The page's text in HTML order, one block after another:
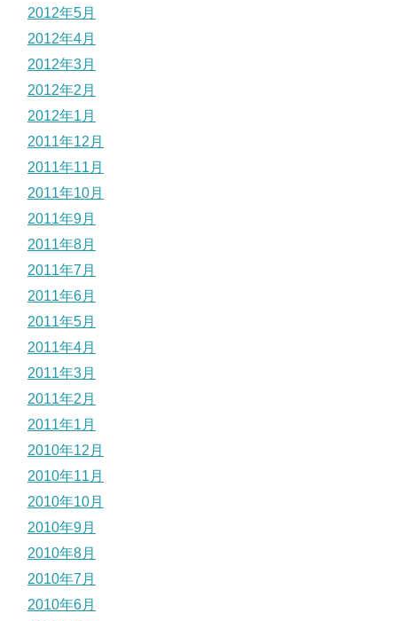
2012年5月
2012年4月
2012年3月
2012年2月
2012年1月
2011年12月
2011年11月
2011年10月
2011年9月
2011年8月
2011年7月
2011年6月
2011年5月
2011年4月
2011年3月
2011年2月
2011年1月
2010年12月
2010年11月
2010年10月
2010年9月
2010年8月
2010年7月
2010年6月